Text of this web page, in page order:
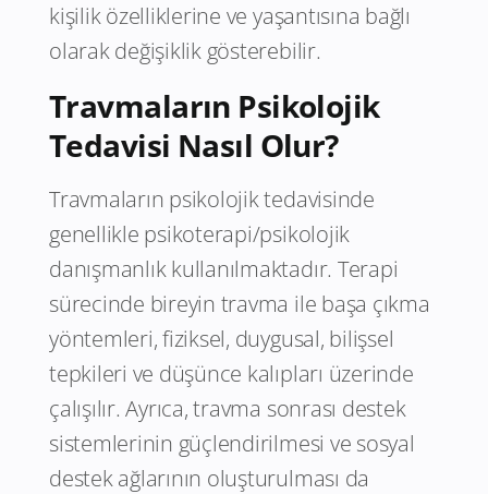
kişilik özelliklerine ve yaşantısına bağlı
olarak değişiklik gösterebilir.
Travmaların Psikolojik
Tedavisi Nasıl Olur?
Travmaların psikolojik tedavisinde
genellikle psikoterapi/psikolojik
danışmanlık kullanılmaktadır. Terapi
sürecinde bireyin travma ile başa çıkma
yöntemleri, fiziksel, duygusal, bilişsel
tepkileri ve düşünce kalıpları üzerinde
çalışılır. Ayrıca, travma sonrası destek
sistemlerinin güçlendirilmesi ve sosyal
destek ağlarının oluşturulması da